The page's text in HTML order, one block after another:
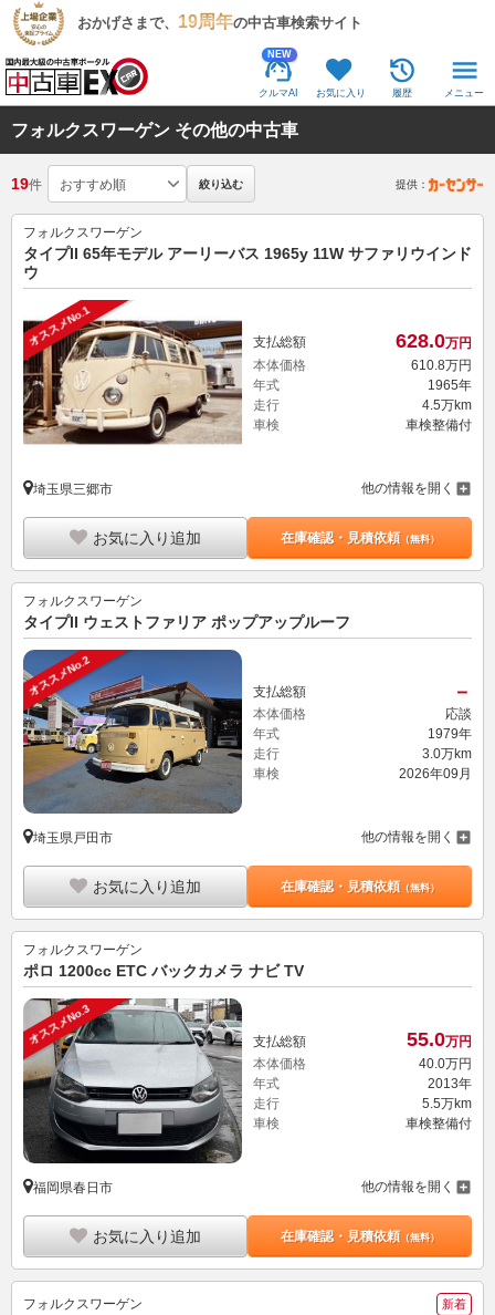
おかげさまで、 19周年の中古車検索サイト
NEW
クルマAI お気に入り 履歴 メニュー
フォルクスワーゲン その他の中古車
19件 絞り込む 提供：
フォルクスワーゲン
タイプII 65年モデル アーリーバス 1965y 11W サファリウインド
ウ
オススメNo.1 支払総額 628.0万円
本体価格
610.8万円
年式
1965年
走行
4.5万km
車検
車検整備付
埼玉県三郷市 他の情報を開く
お気に入り追加 在庫確認・見積依頼（無料）
フォルクスワーゲン
タイプII ウェストファリア ポップアップルーフ
オススメNo.2 支払総額 －
本体価格
応談
年式
1979年
走行
3.0万km
車検
2026年09月
埼玉県戸田市 他の情報を開く
お気に入り追加 在庫確認・見積依頼（無料）
フォルクスワーゲン
ポロ 1200cc ETC バックカメラ ナビ TV
オススメNo.3 支払総額 55.0万円
本体価格
40.0万円
年式
2013年
走行
5.5万km
車検
車検整備付
福岡県春日市 他の情報を開く
お気に入り追加 在庫確認・見積依頼（無料）
フォルクスワーゲン 新着